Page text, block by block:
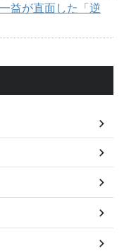
益が直面した「逆